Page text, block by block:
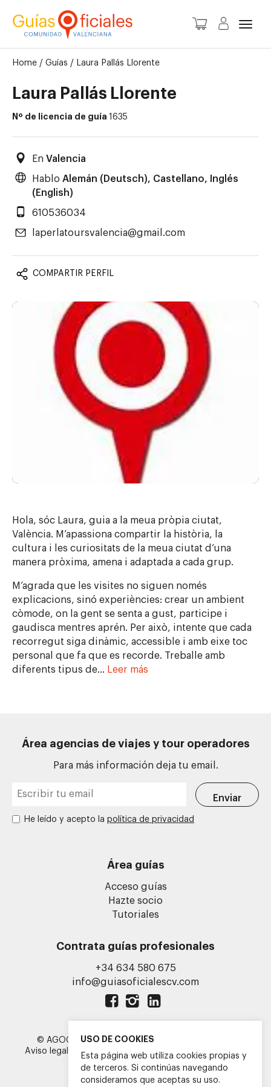
Home / Guías / Laura Pallás Llorente
Laura Pallás Llorente
Nº de licencia de guía 1635
En Valencia
Hablo Alemán (Deutsch), Castellano, Inglés
(English)
610536034
laperlatoursvalencia@gmail.com
COMPARTIR PERFIL
Hola, sóc Laura, guia a la meua pròpia ciutat,
València. M’apassiona compartir la història, la
cultura i les curiositats de la meua ciutat d’una
manera pròxima, amena i adaptada a cada grup.
M’agrada que les visites no siguen només
explicacions, sinó experiències: crear un ambient
còmode, on la gent se senta a gust, participe i
gaudisca mentres aprén. Per això, intente que cada
recorregut siga dinàmic, accessible i amb eixe toc
personal que fa que es recorde. Treballe amb
diferents tipus de… Leer más
Área agencias de viajes y tour operadores
Para más información deja tu email.
He leído y acepto la política de privacidad
Área guías
Acceso guías
Hazte socio
Tutoriales
Contrata guías profesionales
+34 634 580 675
info@guiasoficialescv.com
© AGOCV 2026. Todos los derechos reservados.
Aviso legal
Política de cookies
Política de privacidad
Diseño y desarrollo web
Eriberto Caria
USO DE COOKIES
Esta página web utiliza cookies propias y
de terceros. Si continúas navegando
consideramos que aceptas su uso.